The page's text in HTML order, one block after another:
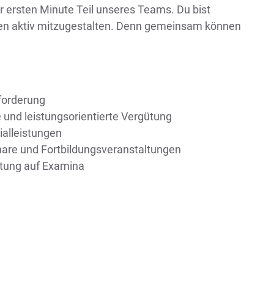
ersten Minute Teil unseres Teams. Du bist
aktiv mitzugestalten. Denn gemeinsam können
leistungsorientierte Vergütung
und Fortbildungsveranstaltungen
auf Examina